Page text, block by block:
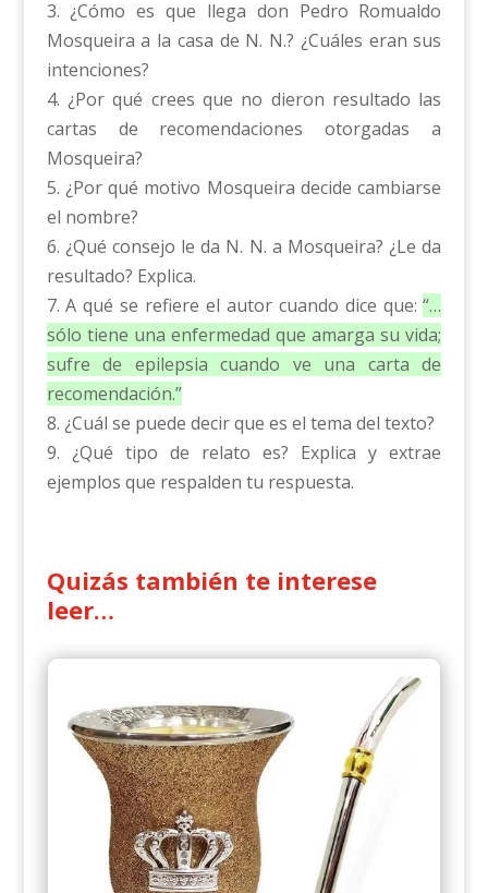
3. ¿Cómo es que llega don Pedro Romualdo
Mosqueira a la casa de N. N.? ¿Cuáles eran sus
intenciones?
4. ¿Por qué crees que no dieron resultado las
cartas de recomendaciones otorgadas a
Mosqueira?
5. ¿Por qué motivo Mosqueira decide cambiarse
el nombre?
6. ¿Qué consejo le da N. N. a Mosqueira? ¿Le da
resultado? Explica.
7. A qué se refiere el autor cuando dice que:“…
sólo tiene una enfermedad que amarga su vida;
sufre de epilepsia cuando ve una carta de
recomendación.”
8. ¿Cuál se puede decir que es el tema del texto?
9. ¿Qué tipo de relato es? Explica y extrae
ejemplos que respalden tu respuesta.
Quizás también te interese
leer…